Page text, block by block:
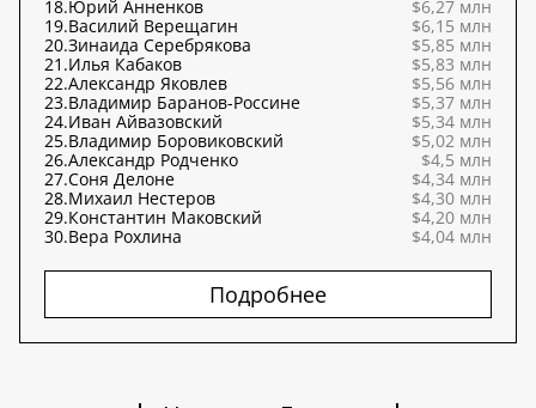
18.Юрий Анненков
$6,27 млн
19.Василий Верещагин
$6,15 млн
20.Зинаида Серебрякова
$5,85 млн
21.Илья Кабаков
$5,83 млн
22.Александр Яковлев
$5,56 млн
23.Владимир Баранов-Россине
$5,37 млн
24.Иван Айвазовский
$5,34 млн
25.Владимир Боровиковский
$5,02 млн
26.Александр Родченко
$4,5 млн
27.Соня Делоне
$4,34 млн
28.Михаил Нестеров
$4,30 млн
29.Константин Маковский
$4,20 млн
30.Вера Рохлина $4,04 млн
Подробнее